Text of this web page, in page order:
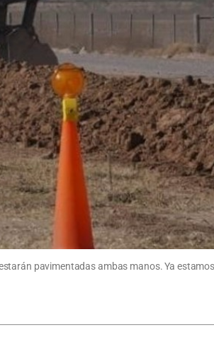
pavimentadas ambas manos. Ya estamos